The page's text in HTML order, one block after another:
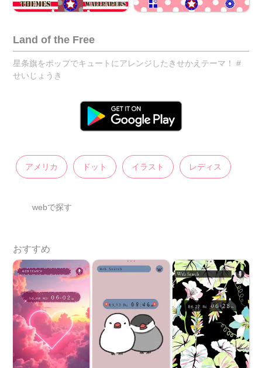
Land of the Free
星条旗をポップでキュートにアレンジしたきせかえテーマ！ #
せいじょうき
アメリカ ドット イラスト レディス
webで探す
おすすめ